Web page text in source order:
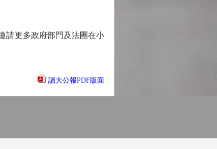
更多政府部門及法團在小
讀大公報PDF版面